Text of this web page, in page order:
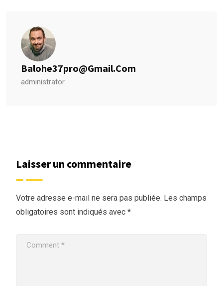
Balohe37pro@gmail.com
administrator
Laisser un commentaire
Votre adresse e-mail ne sera pas publiée. Les champs
obligatoires sont indiqués avec *